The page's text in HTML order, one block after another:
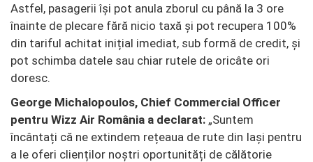
Astfel, pasagerii își pot anula zborul cu până la 3 ore
înainte de plecare fără nicio taxă și pot recupera 100%
din tariful achitat inițial imediat, sub formă de credit, și
pot schimba datele sau chiar rutele de oricâte ori
doresc.
George Michalopoulos, Chief Commercial Officer
pentru Wizz Air România a declarat: „Suntem
încântați că ne extindem rețeaua de rute din Iași pentru
a le oferi clienților noștri oportunități de călătorie